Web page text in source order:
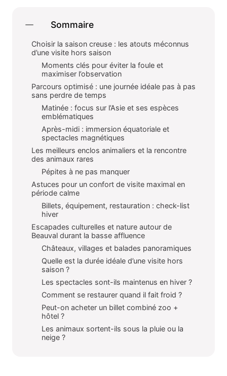
Sommaire
Choisir la saison creuse : les atouts méconnus
d’une visite hors saison
Moments clés pour éviter la foule et
maximiser l’observation
Parcours optimisé : une journée idéale pas à pas
sans perdre de temps
Matinée : focus sur l’Asie et ses espèces
emblématiques
Après-midi : immersion équatoriale et
spectacles magnétiques
Les meilleurs enclos animaliers et la rencontre
des animaux rares
Pépites à ne pas manquer
Astuces pour un confort de visite maximal en
période calme
Billets, équipement, restauration : check-list
hiver
Escapades culturelles et nature autour de
Beauval durant la basse affluence
Châteaux, villages et balades panoramiques
Quelle est la durée idéale d’une visite hors
saison ?
Les spectacles sont-ils maintenus en hiver ?
Comment se restaurer quand il fait froid ?
Peut-on acheter un billet combiné zoo +
hôtel ?
Les animaux sortent-ils sous la pluie ou la
neige ?